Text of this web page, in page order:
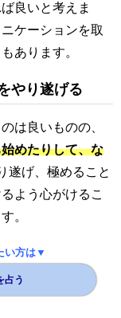
良いと考えま
ケーションを取
あります。
やり遂げる
は良いものの、
めたりして、な
遂げ、極めること
よう心がけるこ
。
い方は▼
占う